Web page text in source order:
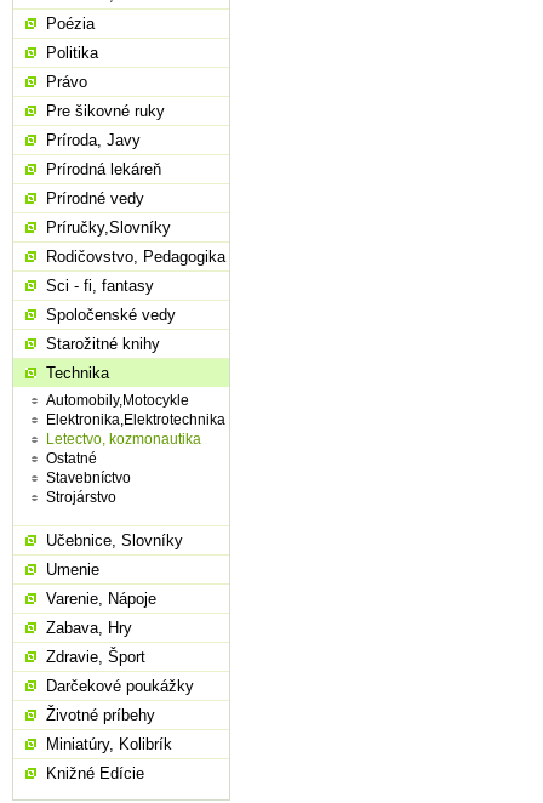
Poézia
Politika
Právo
Pre šikovné ruky
Príroda, Javy
Prírodná lekáreň
Prírodné vedy
Príručky,Slovníky
Rodičovstvo, Pedagogika
Sci - fi, fantasy
Spoločenské vedy
Starožitné knihy
Technika
Automobily,Motocykle
Elektronika,Elektrotechnika
Letectvo, kozmonautika
Ostatné
Stavebníctvo
Strojárstvo
Učebnice, Slovníky
Umenie
Varenie, Nápoje
Zabava, Hry
Zdravie, Šport
Darčekové poukážky
Životné príbehy
Miniatúry, Kolibrík
Knižné Edície